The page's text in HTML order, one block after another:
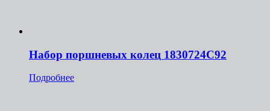
Набор поршневых колец 1830724С92
Подробнее